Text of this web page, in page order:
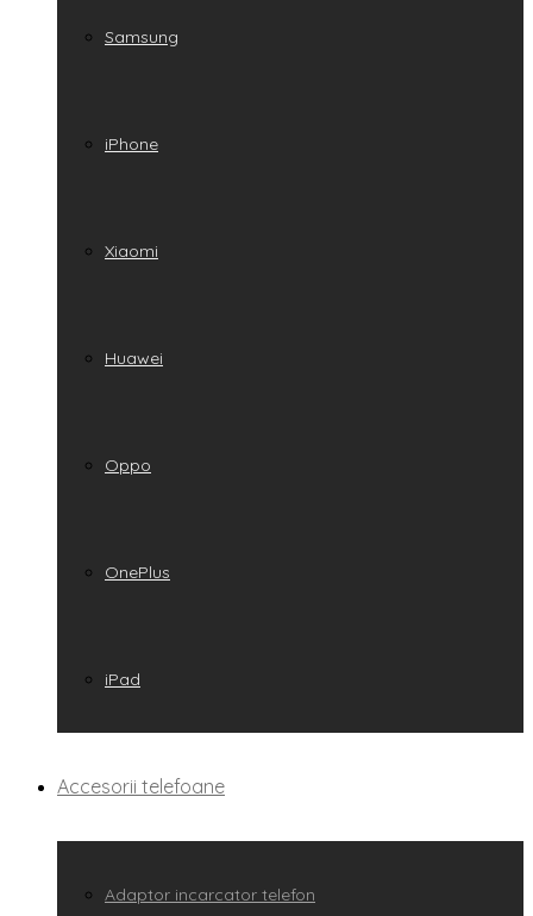
Samsung
iPhone
Xiaomi
Huawei
Oppo
OnePlus
iPad
Accesorii telefoane
Adaptor incarcator telefon